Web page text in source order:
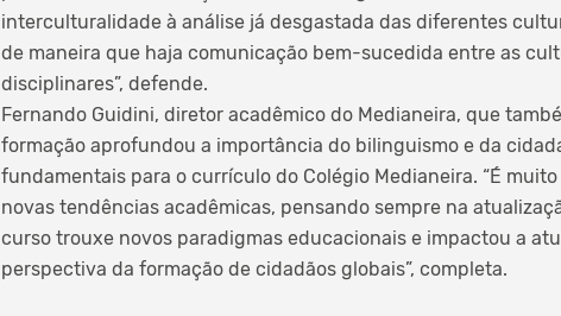
interculturalidade à análise já desgastada das diferentes
de maneira que haja comunicação bem-sucedida entre as
disciplinares”, defende.
Fernando Guidini, diretor acadêmico do Medianeira, que
formação aprofundou a importância do bilinguismo e da
fundamentais para o currículo do Colégio Medianeira. “É
novas tendências acadêmicas, pensando sempre na
curso trouxe novos paradigmas educacionais e impactou a
perspectiva da formação de cidadãos globais”, completa.